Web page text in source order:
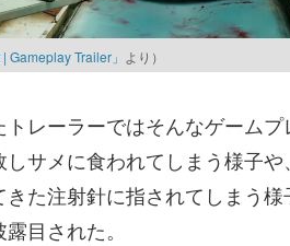
Gameplay Trailer」 より）
レーラーではそんなゲーム
しサメに食われてしまう様子
きた注射針に指されてしまう
目された。